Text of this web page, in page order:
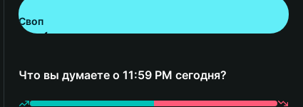
Своп
Что вы думаете о 11:59 PM сегодня?